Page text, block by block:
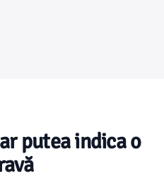
putea indica o